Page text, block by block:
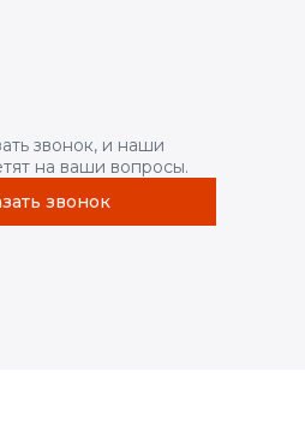
звонок, и наши
на ваши вопросы.
звонок